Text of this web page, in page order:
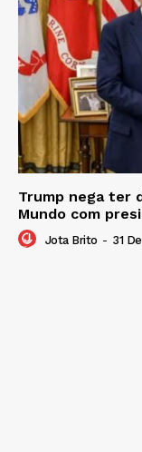
Trump nega ter
Mundo com
Jota Brito - 31